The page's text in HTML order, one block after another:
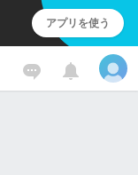
アプリを使う